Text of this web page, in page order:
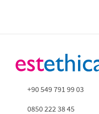
+90 549 791 99 03
0850 222 38 45